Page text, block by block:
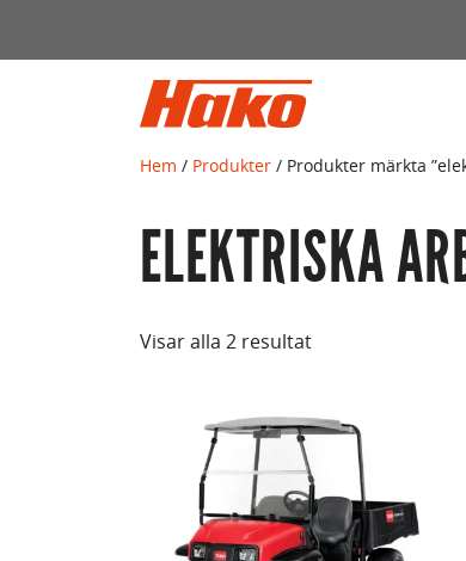
Hem / Produkter / Produkter märkta
ELEKTRISKA
Visar alla 2 resultat